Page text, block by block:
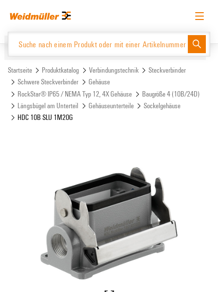
Inhalt
Navigationsmenü
Deutsch Login anfordern Anmelden
Website Support Center easyConnect
Produktkatalog
Startseite Produktkatalog Verbindungstechnik
Steckverbinder
Schwere Steckverbinder
Gehäuse
RockStar® IP65 / NEMA Typ 12, 4X Gehäuse
Baugröße 4 (10B/24D)
Längsbügel am Unterteil
Gehäuseunterteile
Sockelgehäuse
HDC 10B SLU 1M20G